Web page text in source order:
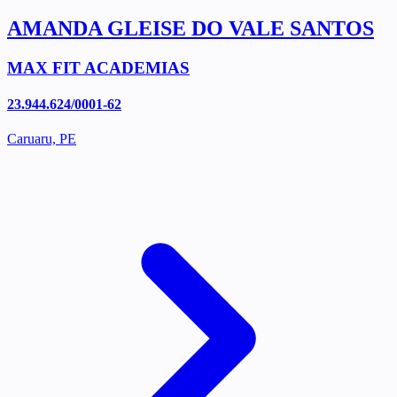
AMANDA GLEISE DO VALE SANTOS
MAX FIT ACADEMIAS
23.944.624/0001-62
Caruaru, PE